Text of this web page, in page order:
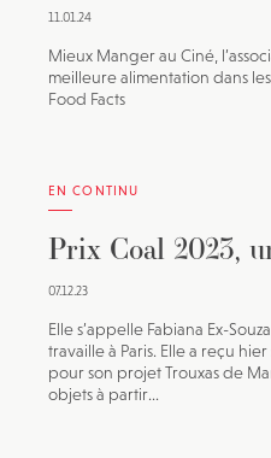
11.01.24
Mieux Manger au Ciné,
meilleure alimentation dans
Food Facts
EN CONTINU
Prix Coal 2023,
07.12.23
Elle s’appelle Fabiana Ex-
travaille à Paris. Elle a reçu
pour son projet Trouxas de
objets à partir...